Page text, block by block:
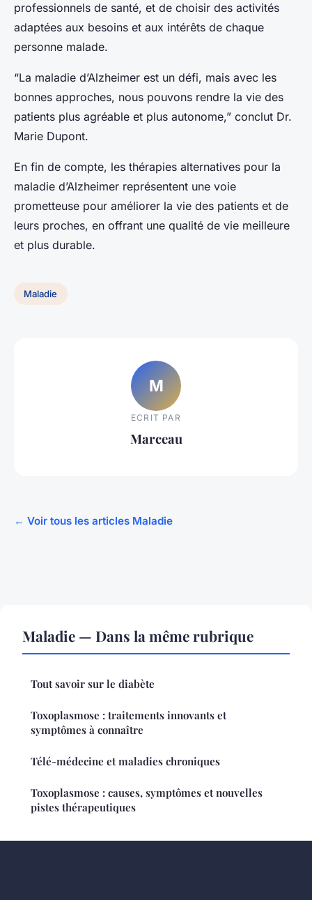
professionnels de santé, et de choisir des activités
adaptées aux besoins et aux intérêts de chaque
personne malade.
“La maladie d’Alzheimer est un défi, mais avec les
bonnes approches, nous pouvons rendre la vie des
patients plus agréable et plus autonome,” conclut Dr.
Marie Dupont.
En fin de compte, les thérapies alternatives pour la
maladie d’Alzheimer représentent une voie
prometteuse pour améliorer la vie des patients et de
leurs proches, en offrant une qualité de vie meilleure
et plus durable.
Maladie
M
ECRIT PAR
Marceau
← Voir tous les articles Maladie
Maladie — Dans la même rubrique
Tout savoir sur le diabète
Toxoplasmose : traitements innovants et
symptômes à connaître
Télé-médecine et maladies chroniques
Toxoplasmose : causes, symptômes et nouvelles
pistes thérapeutiques